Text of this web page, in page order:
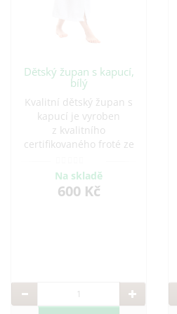
Dětský župan s kapucí,
bílý
Kvalitní dětský župan s
kapucí je vyroben
z kvalitního
certifikovaného froté ze
Na skladě
600 Kč